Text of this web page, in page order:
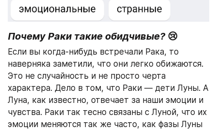
Почему Раки такие обидчивые? 😢
Если вы когда-нибудь встречали Рака, то
наверняка заметили, что они легко обижаются.
Это не случайность и не просто черта
характера. Дело в том, что Раки — дети Луны. А
Луна, как известно, отвечает за наши эмоции и
чувства. Раки так тесно связаны с Луной, что их
эмоции меняются так же часто, как фазы Луны